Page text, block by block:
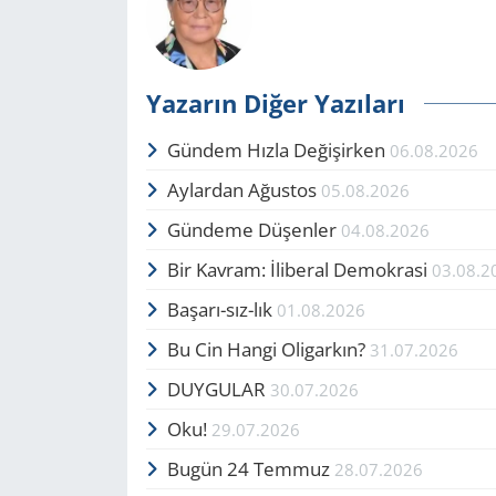
Yazarın Diğer Yazıları
Gündem Hızla Değişirken 06.08.2026
Aylardan Ağustos 05.08.2026
Gündeme Düşenler 04.08.2026
Bir Kavram: İliberal Demokrasi
Başarı-sız-lık 01.08.2026
Bu Cin Hangi Oligarkın? 31.07.2026
DUYGULAR 30.07.2026
Oku! 29.07.2026
Bugün 24 Temmuz 28.07.2026